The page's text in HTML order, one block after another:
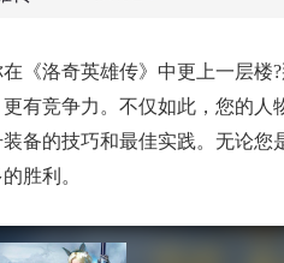
《洛奇英雄传》中更上一层楼
有竞争力。不仅如此，您的
备的技巧和最佳实践。无论
胜利。